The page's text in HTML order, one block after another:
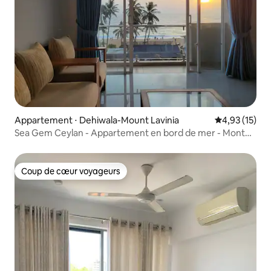
Appartement ⋅ Dehiwala-Mount Lavinia Évaluation
4,93 (15)
Sea Gem Ceylan - Appartement en bord de mer - Mont
Coup de cœur voyageurs
Coup de cœur voyageurs